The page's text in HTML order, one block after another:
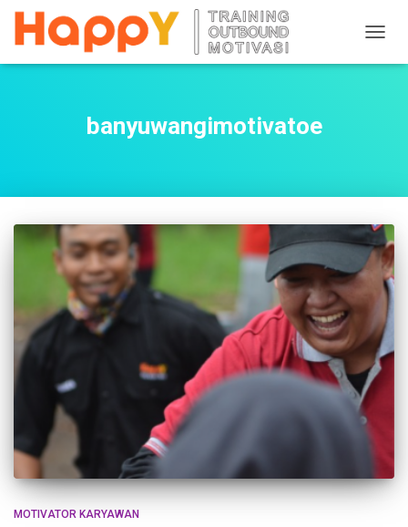
banyuwangimotivatoe
MOTIVATOR KARYAWAN